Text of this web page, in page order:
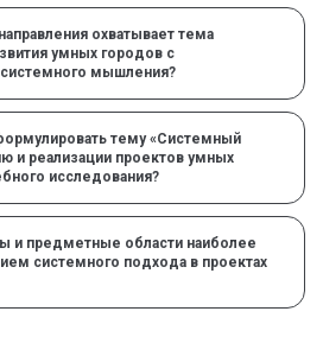
охватывает тема
умных городов с
мышления?
тему «Системный
и реализации проектов умных
исследования?
и предметные области наиболее
системного подхода в проектах